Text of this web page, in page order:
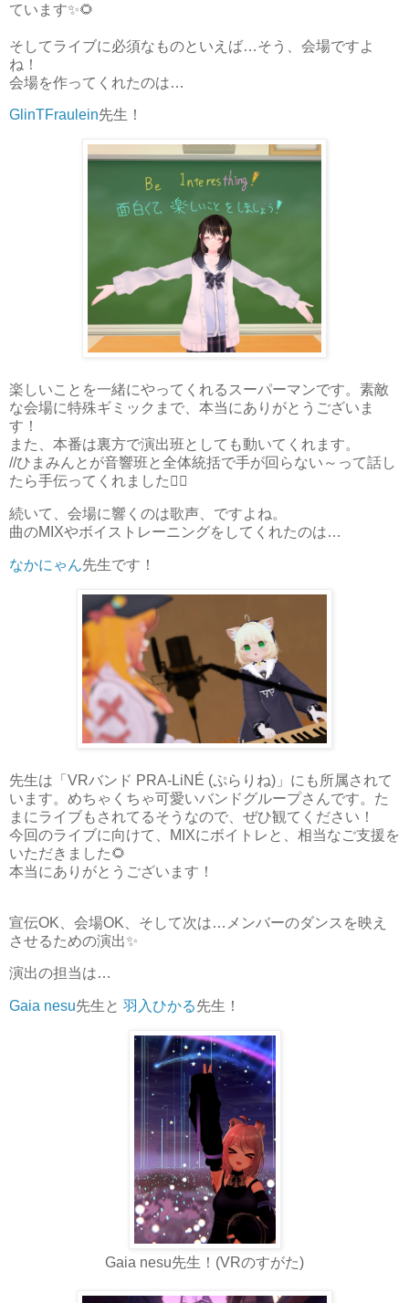
ています✨🌻
そしてライブに必須なものといえば…そう、会場ですよ
ね！
会場を作ってくれたのは…
GlinTFraulein先生！
楽しいことを一緒にやってくれるスーパーマンです。素敵
な会場に特殊ギミックまで、本当にありがとうございま
す！
また、本番は裏方で演出班としても動いてくれます。
//ひまみんとが音響班と全体統括で手が回らない～って話し
たら手伝ってくれました🙇‍♂️
続いて、会場に響くのは歌声、ですよね。
曲のMIXやボイストレーニングをしてくれたのは…
なかにゃん先生です！
先生は「VRバンド PRA-LiNÉ (ぷらりね)」にも所属されて
います。めちゃくちゃ可愛いバンドグループさんです。た
まにライブもされてるそうなので、ぜひ観てください！
今回のライブに向けて、MIXにボイトレと、相当なご支援を
いただきました🌻
本当にありがとうございます！
宣伝OK、会場OK、そして次は…メンバーのダンスを映え
させるための演出✨
演出の担当は…
Gaia nesu先生と 羽入ひかる先生！
Gaia nesu先生！(VRのすがた)